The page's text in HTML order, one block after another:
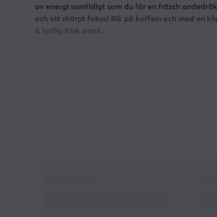
av energi samtidigt som du får en fräsch
och ett skärpt fokus! Rik på koffein och med en
& tydlig frisk smak.